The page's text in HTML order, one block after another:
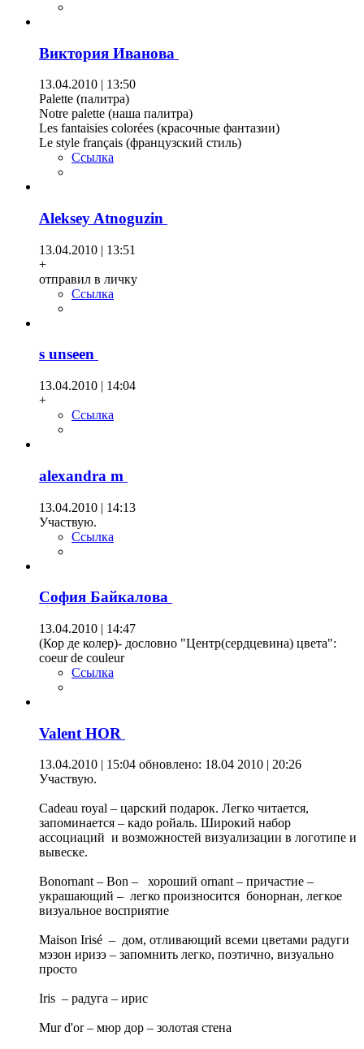
Виктория Иванова
13.04.2010 | 13:50
Palette (палитра)
Notre palette (наша палитра)
Les fantaisies colorées (красочные фантазии)
Le style français (французский стиль)
Ссылка
Aleksey Atnoguzin
13.04.2010 | 13:51
+
отправил в личку
Ссылка
s unseen
13.04.2010 | 14:04
+
Ссылка
alexandra m
13.04.2010 | 14:13
Участвую.
Ссылка
София Байкалова
13.04.2010 | 14:47
(Кор де колер)- дословно "Центр(сердцевина) цвета":
coeur de couleur
Ссылка
Valent HOR
13.04.2010 | 15:04 обновлено: 18.04 2010 | 20:26
Участвую.
Сadeau royal – царский подарок. Легко читается,
запоминается – кадо ройаль. Широкий набор
ассоциаций и возможностей визуализации в логотипе и
вывеске.
Bonornant – Bon – хороший ornant – причастие –
украшающий – легко произносится бонорнан, легкое
визуальное восприятие
Maison Irisé – дом, отливающий всеми цветами радуги
мэзон иризэ – запомнить легко, поэтично, визуально
просто
Iris – радуга – ирис
Mur d'or – мюр дор – золотая стена